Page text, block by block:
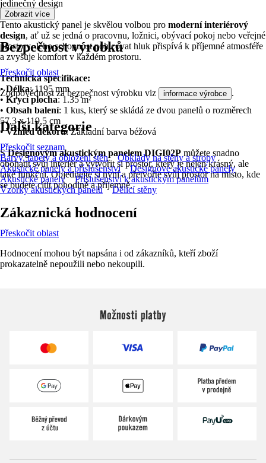
jedinečný design
Tento akustický panel je skvělou volbou pro moderní interiérový
design, ať už se jedná o pracovnu, ložnici, obývací pokoj nebo veřejné
prostory. Jeho schopnost pohlcovat hluk přispívá k příjemné atmosféře
a zvyšuje komfort v každém prostoru.
Technická specifikace:
•Délka: 1195 mm
•Krycí plocha: 1.35 m²
• Obsah balení: 1 kus, který se skládá ze dvou panelů o rozměrech
57,3 x 119,5 cm
•Vzhled dekoru: Základní barva béžová
SDesignovým akustickým panelem DIGI02P můžete snadno
obohatit svůj interiér a vytvořit si prostor, který je nejen krásný, ale
také funkční. Objednejte si nyní a přetvořte svůj prostor na místo, kde
se budete cítit pohodlně a příjemně.
Zobrazit více
Bezpečnost výrobků
Přeskočit oblast
Zodpovědnost za bezpečnost výrobku viz informace výrobce .
Další kategorie
Přeskočit seznam
Barvy, tapety a obložení stěn
Obklady na stěny a stropy
Akustické panely a příslušenství
Designové akustické panely
Akustické panely
Příslušenství k akustickým panelům
Vzorky akustických panelů
Dělicí stěny
Zákaznická hodnocení
Přeskočit oblast
Hodnocení mohou být napsána i od zákazníků, kteří zboží
prokazatelně nepoužili nebo nekoupili.
Možnosti platby